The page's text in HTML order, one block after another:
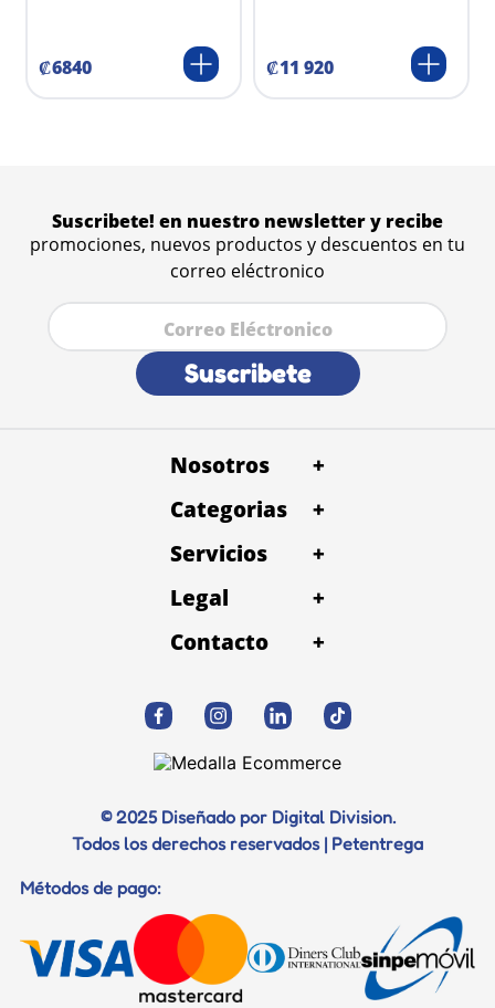
₡6840 ₡11 920
Suscribete! en nuestro newsletter y recibe
promociones, nuevos productos y descuentos en tu
correo eléctronico
Suscribete
Nosotros
+
Categorias
+
Servicios
+
Legal
+
Contacto
+
© 2025 Diseñado por Digital Division.
Todos los derechos reservados | Petentrega
Métodos de pago: